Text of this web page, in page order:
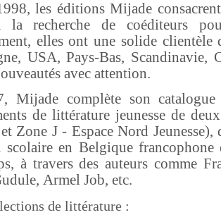
les éditions Mijade
la recherche de coéditeurs
elles ont une solide clientèle
USA, Pays-Bas, Scandinavie,
avec attention.
Mijade complète son
de littérature jeunesse de
Zone J - Espace Nord
scolaire en Belgique francophone
à travers des auteurs comme
Armel Job, etc.
de littérature :